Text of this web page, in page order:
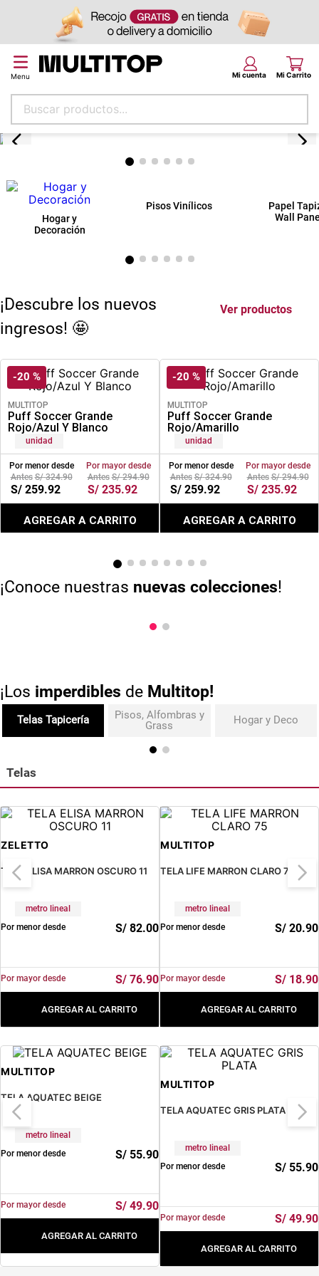
Buscar productos...
¡Descubre los nuevos
ingresos! 🤩
Ver productos
-20 %
MULTITOP
Puff Soccer Grande
Rojo/Azul Y Blanco
unidad
Por menor desde
S/ 324.90
S/ 259.92
Por mayor desde
S/ 294.90
S/ 235.92
AGREGAR A CARRITO
-20 %
MULTITOP
Puff Soccer Grande
Rojo/Amarillo
unidad
Por menor desde
S/ 324.90
S/ 259.92
Por mayor desde
S/ 294.90
S/ 235.92
AGREGAR A CARRITO
¡Conoce nuestras nuevas colecciones!
¡Los imperdibles de Multitop!
Telas Tapicería
Pisos, Alfombras y
Grass
Hogar y Deco
Telas
ZELETTO
TELA ELISA MARRON OSCURO 11
metro lineal
Por menor desde
S/ 82.00
Por mayor desde S/ 76.90
AGREGAR AL CARRITO
MULTITOP
TELA LIFE MARRON CLARO 75
metro lineal
Por menor desde
S/ 20.90
Por mayor desde S/ 18.90
AGREGAR AL CARRITO
MULTITOP
TELA AQUATEC BEIGE
metro lineal
Por menor desde
S/ 55.90
Por mayor desde S/ 49.90
AGREGAR AL CARRITO
MULTITOP
TELA AQUATEC GRIS PLATA
metro lineal
Por menor desde
S/ 55.90
Por mayor desde S/ 49.90
AGREGAR AL CARRITO
Términos más buscados
alfombra
puff
lona
pisos
plastico